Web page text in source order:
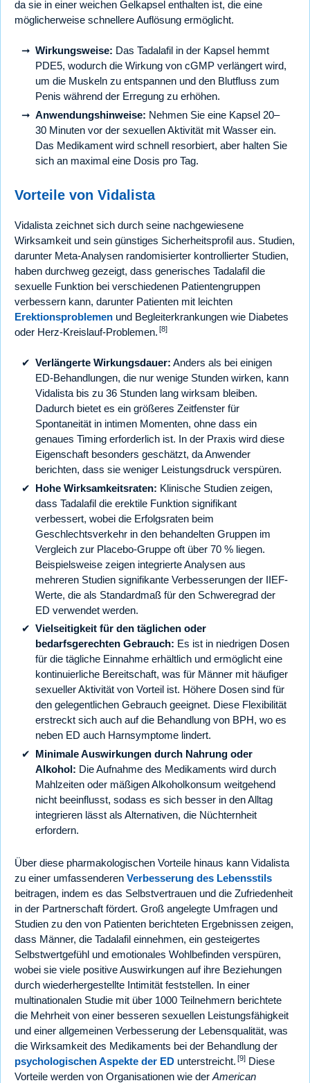
da sie in einer weichen Gelkapsel enthalten ist, die eine
möglicherweise schnellere Auflösung ermöglicht.
Wirkungsweise: Das Tadalafil in der Kapsel hemmt
PDE5, wodurch die Wirkung von cGMP verlängert wird,
um die Muskeln zu entspannen und den Blutfluss zum
Penis während der Erregung zu erhöhen.
Anwendungshinweise: Nehmen Sie eine Kapsel 20–
30 Minuten vor der sexuellen Aktivität mit Wasser ein.
Das Medikament wird schnell resorbiert, aber halten Sie
sich an maximal eine Dosis pro Tag.
Vorteile von Vidalista
Vidalista zeichnet sich durch seine nachgewiesene
Wirksamkeit und sein günstiges Sicherheitsprofil aus. Studien,
darunter Meta-Analysen randomisierter kontrollierter Studien,
haben durchweg gezeigt, dass generisches Tadalafil die
sexuelle Funktion bei verschiedenen Patientengruppen
verbessern kann, darunter Patienten mit leichten
Erektionsproblemen und Begleiterkrankungen wie Diabetes
oder Herz-Kreislauf-Problemen. [8]
Verlängerte Wirkungsdauer: Anders als bei einigen
ED-Behandlungen, die nur wenige Stunden wirken, kann
Vidalista bis zu 36 Stunden lang wirksam bleiben.
Dadurch bietet es ein größeres Zeitfenster für
Spontaneität in intimen Momenten, ohne dass ein
genaues Timing erforderlich ist. In der Praxis wird diese
Eigenschaft besonders geschätzt, da Anwender
berichten, dass sie weniger Leistungsdruck verspüren.
Hohe Wirksamkeitsraten: Klinische Studien zeigen,
dass Tadalafil die erektile Funktion signifikant
verbessert, wobei die Erfolgsraten beim
Geschlechtsverkehr in den behandelten Gruppen im
Vergleich zur Placebo-Gruppe oft über 70 % liegen.
Beispielsweise zeigen integrierte Analysen aus
mehreren Studien signifikante Verbesserungen der IIEF-
Werte, die als Standardmaß für den Schweregrad der
ED verwendet werden.
Vielseitigkeit für den täglichen oder
bedarfsgerechten Gebrauch: Es ist in niedrigen Dosen
für die tägliche Einnahme erhältlich und ermöglicht eine
kontinuierliche Bereitschaft, was für Männer mit häufiger
sexueller Aktivität von Vorteil ist. Höhere Dosen sind für
den gelegentlichen Gebrauch geeignet. Diese Flexibilität
erstreckt sich auch auf die Behandlung von BPH, wo es
neben ED auch Harnsymptome lindert.
Minimale Auswirkungen durch Nahrung oder
Alkohol: Die Aufnahme des Medikaments wird durch
Mahlzeiten oder mäßigen Alkoholkonsum weitgehend
nicht beeinflusst, sodass es sich besser in den Alltag
integrieren lässt als Alternativen, die Nüchternheit
erfordern.
Über diese pharmakologischen Vorteile hinaus kann Vidalista
zu einer umfassenderen Verbesserung des Lebensstils
beitragen, indem es das Selbstvertrauen und die Zufriedenheit
in der Partnerschaft fördert. Groß angelegte Umfragen und
Studien zu den von Patienten berichteten Ergebnissen zeigen,
dass Männer, die Tadalafil einnehmen, ein gesteigertes
Selbstwertgefühl und emotionales Wohlbefinden verspüren,
wobei sie viele positive Auswirkungen auf ihre Beziehungen
durch wiederhergestellte Intimität feststellen. In einer
multinationalen Studie mit über 1000 Teilnehmern berichtete
die Mehrheit von einer besseren sexuellen Leistungsfähigkeit
und einer allgemeinen Verbesserung der Lebensqualität, was
die Wirksamkeit des Medikaments bei der Behandlung der
psychologischen Aspekte der ED unterstreicht. [9] Diese
Vorteile werden von Organisationen wie der American